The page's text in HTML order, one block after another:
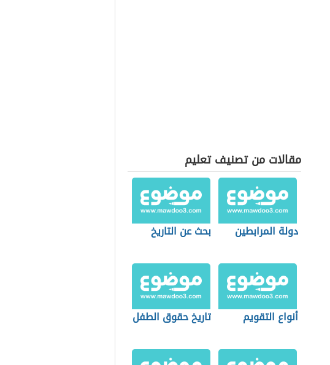
مقالات من تصنيف تعليم
دولة المرابطين بحث عن التاريخ
أنواع التقويم تاريخ حقوق الطفل